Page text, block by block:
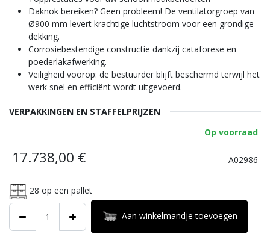
Daknok bereiken? Geen probleem! De ventilatorgroep van
Ø900 mm levert krachtige luchtstroom voor een grondige
dekking.
Corrosiebestendige constructie dankzij cataforese en
poederlakafwerking.
Veiligheid voorop: de bestuurder blijft beschermd terwijl het
werk snel en efficiënt wordt uitgevoerd.
VERPAKKINGEN EN STAFFELPRIJZEN
Op voorraad
17.738,00 € A02986
28 op een pallet
Aan winkelmandje toevoegen